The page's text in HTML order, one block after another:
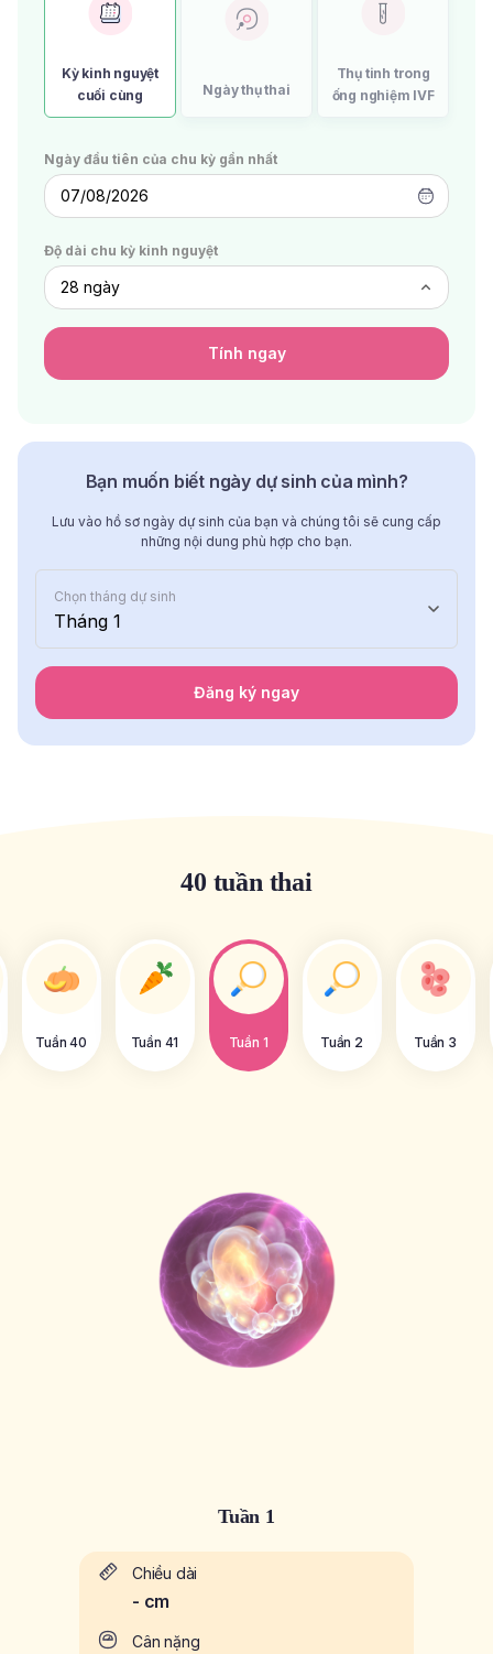
Kỳ kinh nguyệt
cuối cùng
Ngày thụ thai
Thụ tinh trong
ống nghiệm IVF
Ngày đầu tiên của chu kỳ gần nhất
07/08/2026
Độ dài chu kỳ kinh nguyệt
Tính ngay
Bạn muốn biết ngày dự sinh của mình?
Lưu vào hồ sơ ngày dự sinh của bạn và chúng tôi sẽ cung cấp
những nội dung phù hợp cho bạn.
Chọn tháng dự sinh
Tháng 1
Đăng ký ngay
40 tuần thai
Tuần 40 Tuần 41 Tuần 1 Tuần 2 Tuần 3
Tuần 1
Chiều dài
- cm
Cân nặng